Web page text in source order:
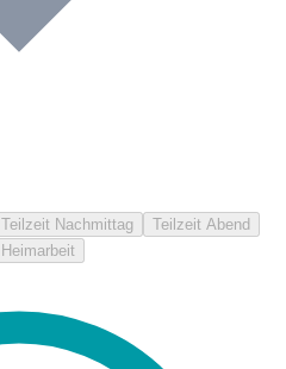
Teilzeit Nachmittag
Teilzeit Abend
Heimarbeit